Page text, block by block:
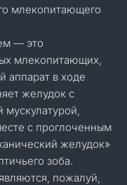
млекопитающего
— это
млекопитающих,
аппарат в ходе
желудок с
с проглоченным
желудок»
зоба.
пожалуй,